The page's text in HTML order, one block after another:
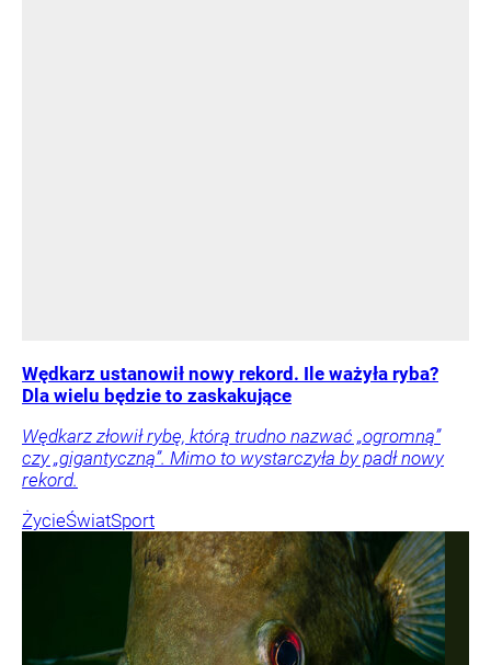
Wędkarz ustanowił nowy rekord. Ile ważyła ryba?
Dla wielu będzie to zaskakujące
Wędkarz złowił rybę, którą trudno nazwać „ogromną”
czy „gigantyczną”. Mimo to wystarczyła by padł nowy
rekord.
ŻycieŚwiatSport